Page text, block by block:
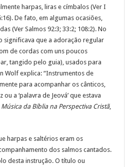
harpas, liras e címbalos (Ver I
De fato, em algumas ocasiões,
(Ver Salmos 92:3; 33:2; 108:2). No
significava que a adoração regular
de cordas com uns poucos
tangido pelo guia), usados para
Wolf explica: “Instrumentos de
para acompanhar os cânticos,
a ‘palavra de Jeová’ que estava
Música da Bíblia na Perspectiva Cristã,
harpas e saltérios eram os
dos salmos cantados.
desta instrução. O título ou